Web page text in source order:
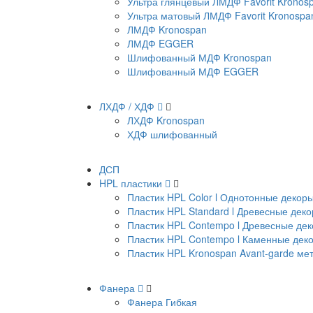
Ультра матовый ЛМДФ Favorit
ЛМДФ Kronospan
ЛМДФ EGGER
Шлифованный МДФ Kronospan
Шлифованный МДФ EGGER
ЛХДФ / ХДФ
ЛХДФ Kronospan
ХДФ шлифованный
ДСП
HPL пластики
Пластик HPL Color l Однотонные декоры
Пластик HPL Standard l Древесные
Пластик HPL Contempo l Древесные
Пластик HPL Contempo l Каменные
Пластик HPL Kronospan Avant-garde
Фанера
Фанера Гибкая